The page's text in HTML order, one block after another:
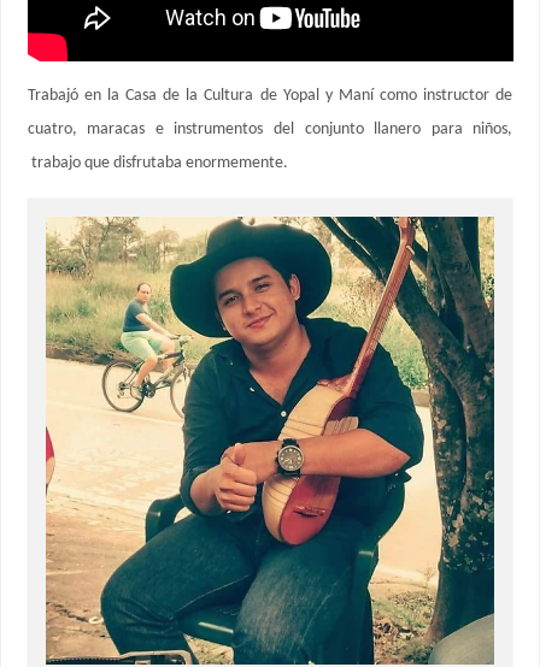
Trabajó en la Casa de la Cultura de Yopal y Maní como instructor de
cuatro, maracas e instrumentos del conjunto llanero para niños,
trabajo que disfrutaba enormemente.